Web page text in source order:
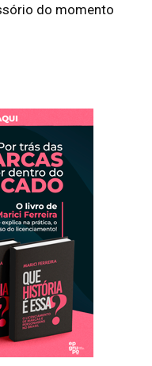
do momento